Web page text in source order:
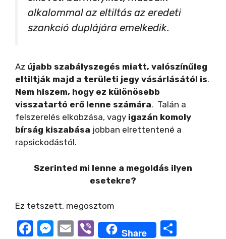
alkalommal az eltiltás az eredeti
szankció duplájára emelkedik.
Az újabb szabályszegés miatt, valószínűleg
eltiltják majd a területi jegy vásárlásától is.
Nem hiszem, hogy ez különösebb
visszatartó erő lenne számára. Talán a
felszerelés elkobzása, vagy igazán komoly
bírság kiszabása jobban elrettentené a
rapsickodástól.
Szerinted mi lenne a megoldás ilyen
esetekre?
Ez tetszett, megosztom
F
M
E
Vi
Share